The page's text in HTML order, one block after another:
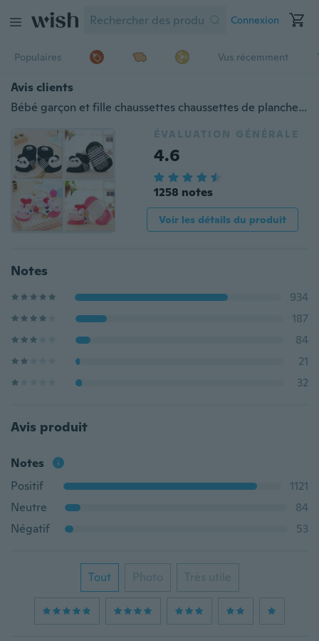
Connexion
Populaires Vus récemment
Avis clients
Bébé garçon et fille chaussettes chaussettes de plancher de bas de page de fond de bande dessinée nouveau-né antidérapante 6-18 mois infantile tête de dessin animé mignon
ÉVALUATION GÉNÉRALE
4.6
1258 notes
Voir les détails du produit
Notes
934
187
84
21
32
Avis produit
Notes
Positif
1121
Neutre
84
Négatif
53
Tout Photo Très utile